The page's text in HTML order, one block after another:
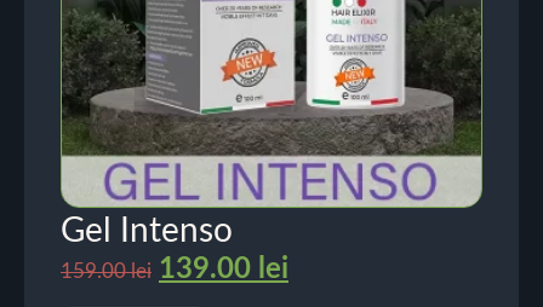
Gel Intenso
159.00lei 139.00 lei